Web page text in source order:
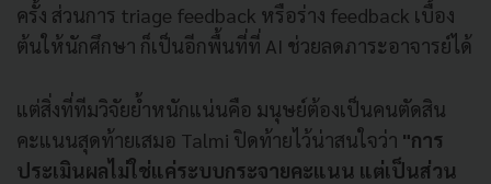
ครั้ง ส่วนการ triage feedback หรือร่าง feedback เบื้อง
ต้นให้นักศึกษา ก็เป็นอีกพื้นที่ที่ AI ช่วยลดภาระอาจารย์ได้
แต่สิ่งที่ทีมวิจัยย้ำหนักแน่นคือ มนุษย์ต้องเป็นคนตัดสิน
คะแนนสุดท้ายเสมอ Talmi ปิดท้ายไว้น่าสนใจว่า "การ
ประเมินผลไม่ใช่แค่ระบบกระจายคะแนน แต่เป็นส่วน